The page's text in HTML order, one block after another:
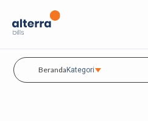
BerandaKategori